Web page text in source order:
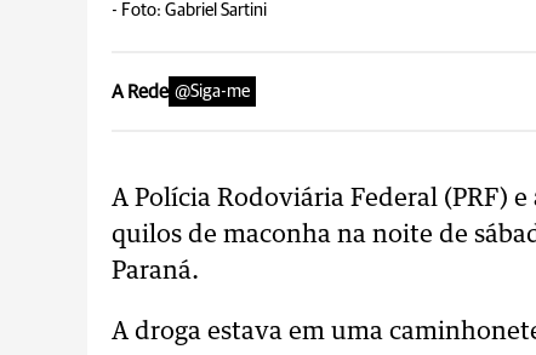
- Foto: Gabriel Sartini
A Rede @Siga-me
A Polícia Rodoviária Federal (PRF)
quilos de maconha na noite de
Paraná.
A droga estava em uma